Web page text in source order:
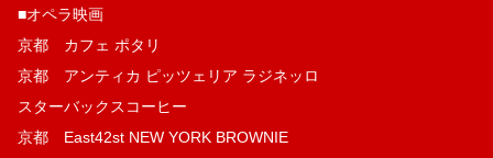
■オペラ映画
京都 カフェ ポタリ
京都 アンティカ ピッツェリア ラジネッロ
スターバックスコーヒー
京都 East42st NEW YORK BROWNIE